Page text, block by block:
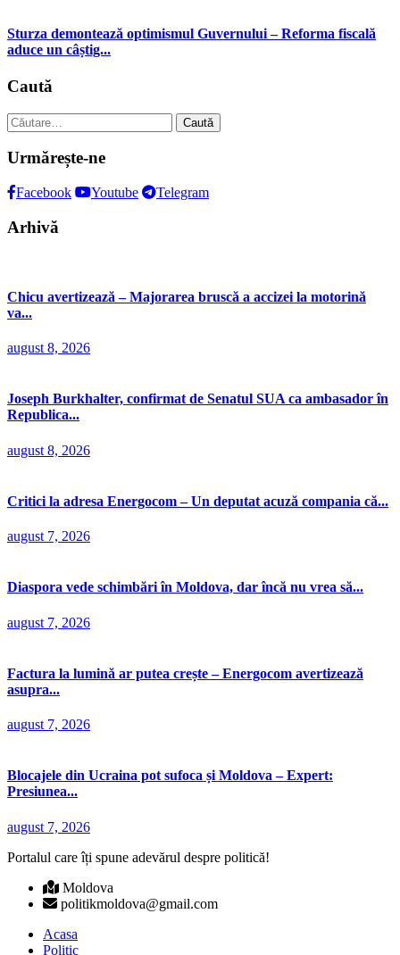
Sturza demontează optimismul Guvernului – Reforma fiscală
aduce un câștig...
Caută
Caută
după:
Urmărește-ne
Facebook Youtube Telegram
Arhivă
Chicu avertizează – Majorarea bruscă a accizei la motorină
va...
august 8, 2026
Joseph Burkhalter, confirmat de Senatul SUA ca ambasador în
Republica...
august 8, 2026
Critici la adresa Energocom – Un deputat acuză compania că...
august 7, 2026
Diaspora vede schimbări în Moldova, dar încă nu vrea să...
august 7, 2026
Factura la lumină ar putea crește – Energocom avertizează
asupra...
august 7, 2026
Blocajele din Ucraina pot sufoca și Moldova – Expert:
Presiunea...
august 7, 2026
Portalul care îți spune adevărul despre politică!
Moldova
politikmoldova@gmail.com
Acasa
Politic